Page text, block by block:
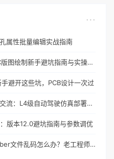
属性批量编辑实战指南
Cadence教程：IC版图绘制新手避坑指南与实操细节
避开这些坑，PCB设计一次过
智行者IC社区技术交流：L4级自动驾驶仿真部署实操指南
版本12.0避坑指南与参数调优
CAM350打开Gerber文件乱码怎么办？老工程师实测避坑指南